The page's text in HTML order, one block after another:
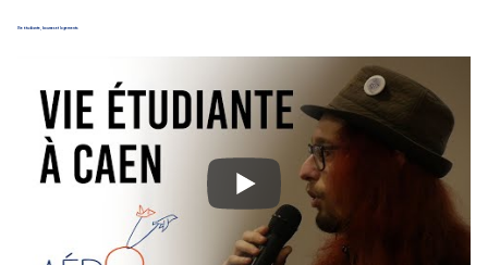
Vie étudiante, bourses et logements